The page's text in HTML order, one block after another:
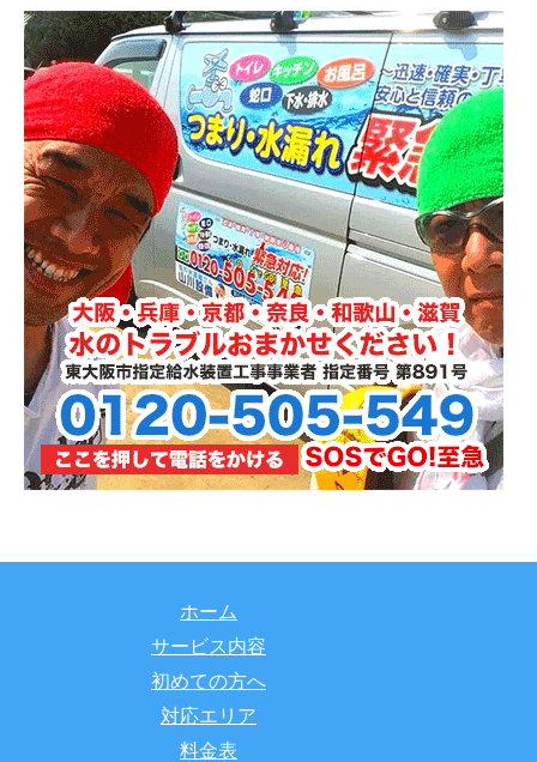
ホーム
サービス内容
初めての方へ
対応エリア
料金表